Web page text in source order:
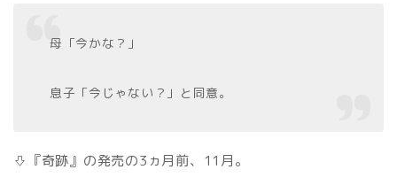
母「今かな？」
息子「今じゃない？」と同意。
⇩『奇跡』の発売の3ヵ月前、11月。